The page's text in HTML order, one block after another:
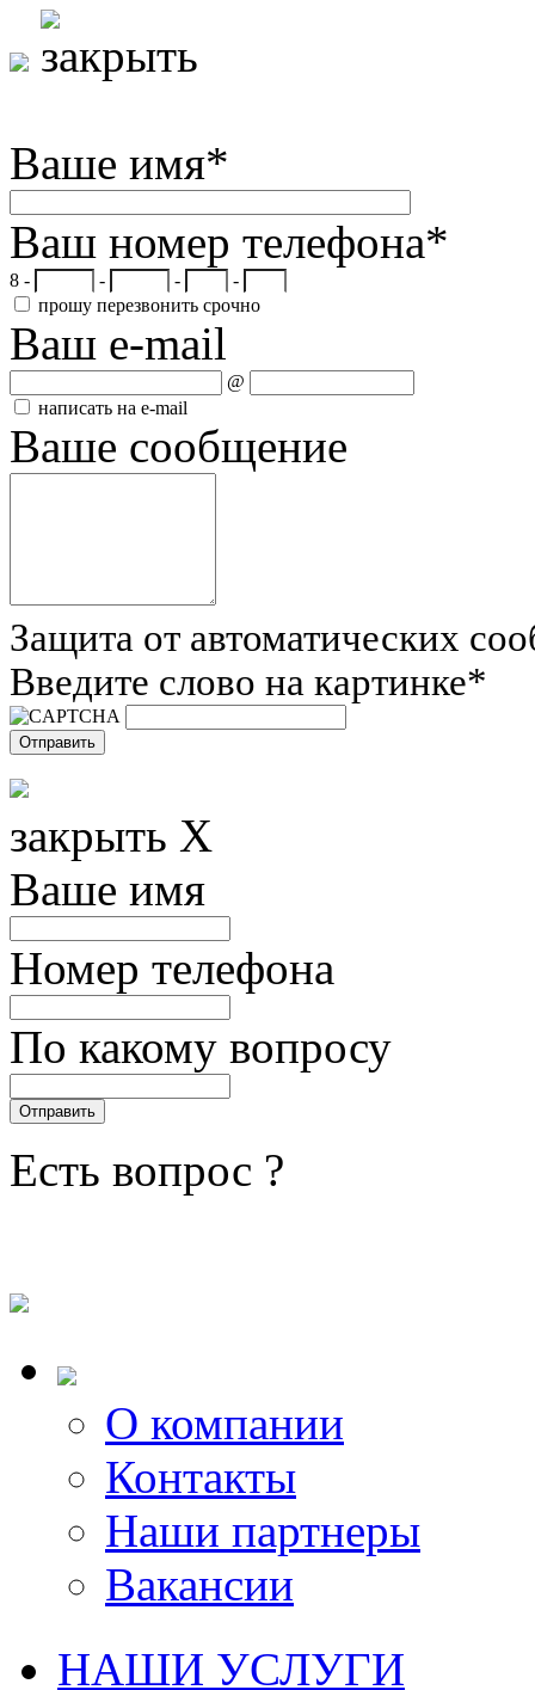
Ваше имя*
Ваш номер телефона*
8 - - -
-
прошу перезвонить срочно
Ваш e-mail
@
написать на e-mail
Ваше сообщение
Защита от автоматических
Введите слово на картинке*
закрыть X
Ваше имя
Номер телефона
По какому вопросу
Есть вопрос ?
О компании
Контакты
Наши партнеры
Вакансии
НАШИ УСЛУГИ